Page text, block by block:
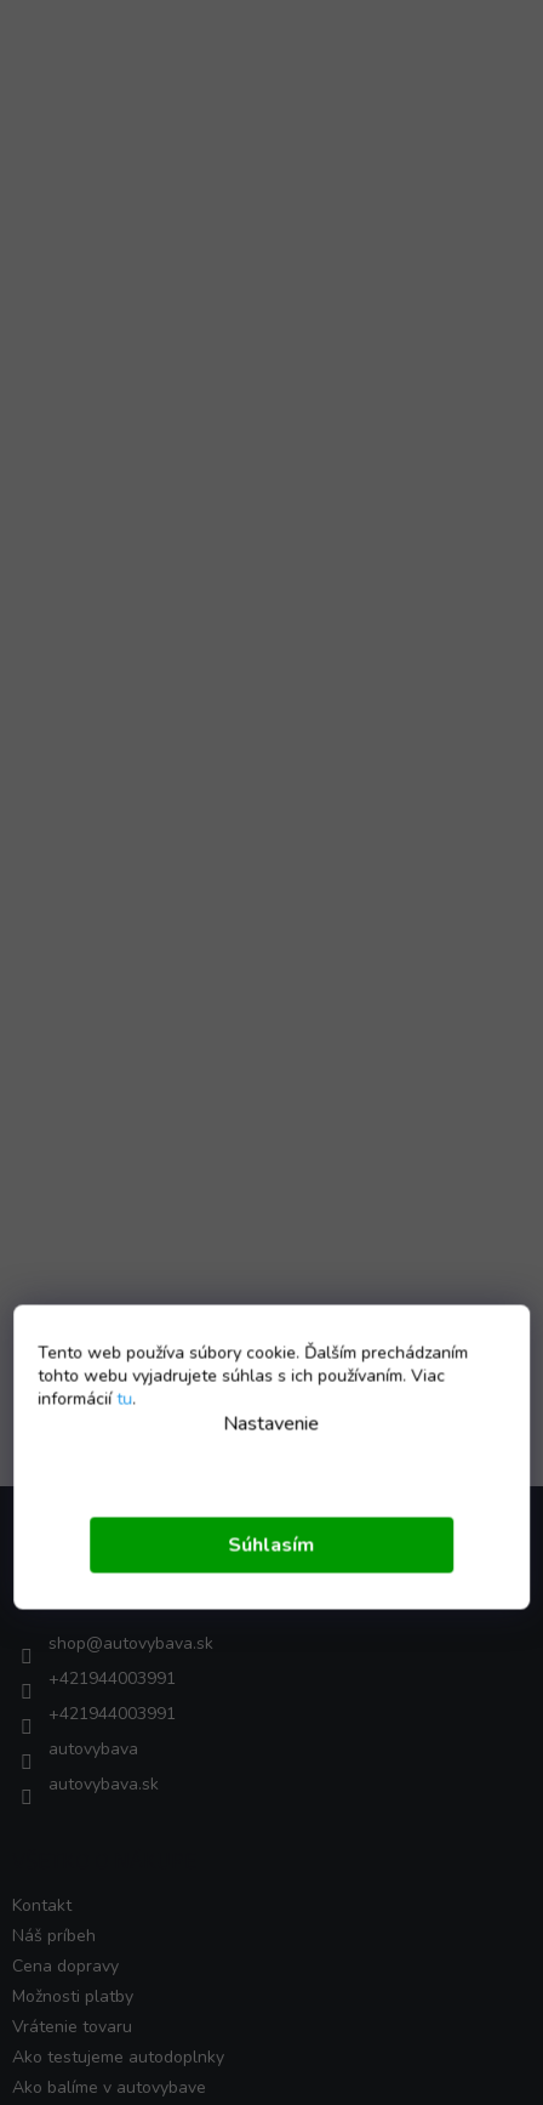
Tento web používa súbory cookie. Ďalším prechádzaním
tohto webu vyjadrujete súhlas s ich používaním. Viac
informáciítu.
Nastavenie
Súhlasím
shop@autovybava.sk
+421944003991
+421944003991
autovybava
autovybava.sk
Kontakt
Náš príbeh
Cena dopravy
Možnosti platby
Vrátenie tovaru
Ako testujeme autodoplnky
Ako balíme v autovybave